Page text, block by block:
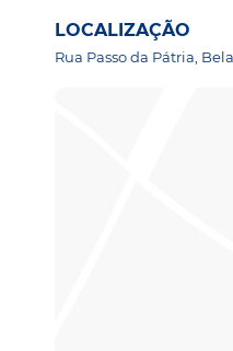
LOCALIZAÇÃO
Rua Passo da Pátria,